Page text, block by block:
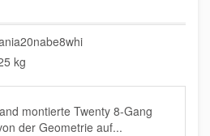
kg
montierte Twenty 8-Gang
der Geometrie auf...